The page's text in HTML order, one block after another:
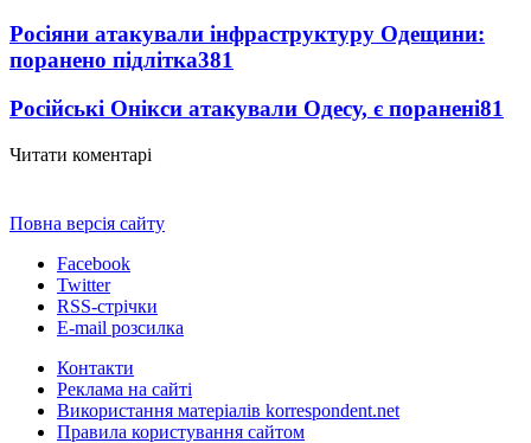
Росіяни атакували інфраструктуру Одещини:
поранено підлітка381
Російські Онікси атакували Одесу, є поранені81
Читати коментарі
Повна версія сайту
Facebook
Twitter
RSS-стрічки
E-mail розсилка
Контакти
Реклама на сайті
Використання матеріалів korrespondent.net
Правила користування сайтом